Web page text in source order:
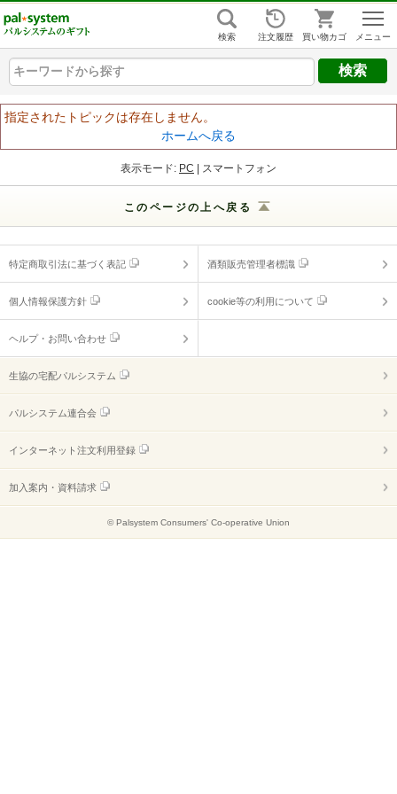
検索 注文履歴 買い物カゴ
組合員ログイン はじめての方
ヘルプ
ご利用ガイド
よくあるご質問（ギフトに関する情報）
ヘルプ・お問い合わせ
キーワードから探す
キーワードから探す
キーワードから探す
指定されたトピックは存在しません。
ホームへ戻る
表示モード: PC | スマートフォン
このページの上へ戻る
特定商取引法に基づく表記 酒類販売管理者標識
個人情報保護方針 cookie等の利用について
ヘルプ・お問い合わせ
生協の宅配パルシステム
パルシステム連合会
インターネット注文利用登録
加入案内・資料請求
© Palsystem Consumers' Co-operative Union